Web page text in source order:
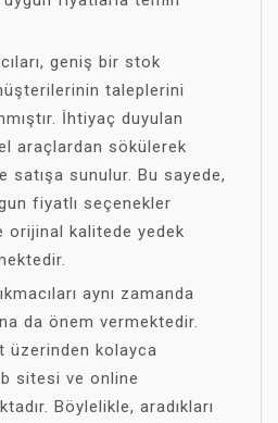
geniş bir stok
taleplerini
İhtiyaç duyulan
araçlardan sökülerek
satışa sunulur. Bu sayede,
fiyatlı seçenekler
orijinal kalitede yedek
aynı zamanda
da önem vermektedir.
üzerinden kolayca
sitesi ve online
Böylelikle, aradıkları